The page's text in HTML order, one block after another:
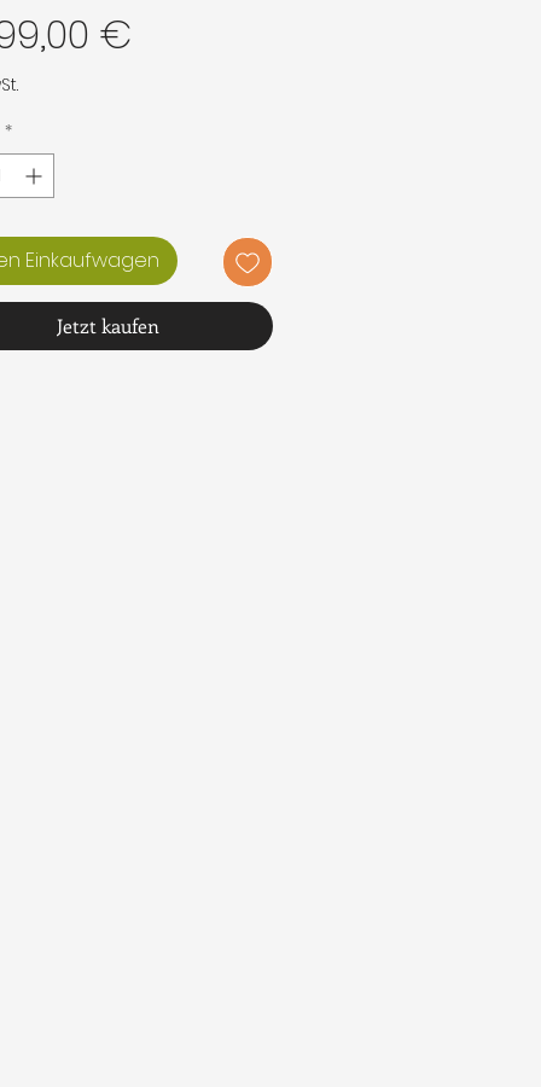
€Preis
*
Einkaufwagen
Jetzt kaufen